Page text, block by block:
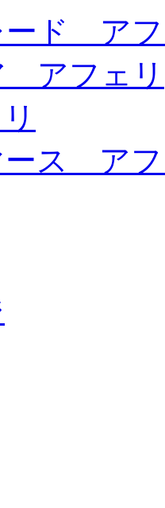
ード ア
アフェリ
ース ア